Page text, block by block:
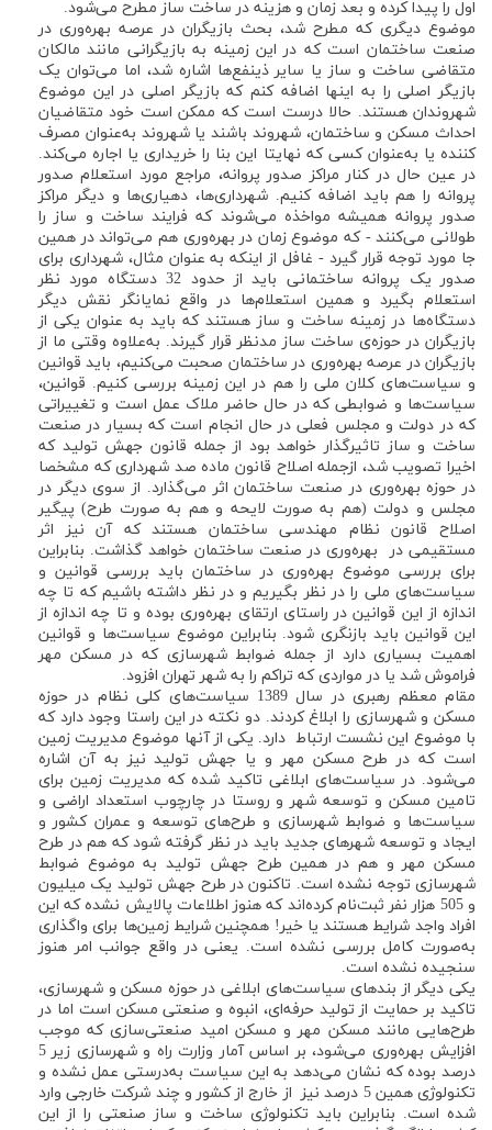
اول را پیدا کرده و بعد زمان و هزینه‌ در ساخت ساز مطرح می‌شود.
موضوع دیگری که مطرح شد، بحث بازیگران در عرصه بهره‌وری در
صنعت ساختمان است که در این زمینه به بازیگرانی مانند مالکان
متقاضی ساخت و ساز یا سایر ذینفع‌ها اشاره شد، اما می‌توان یک
بازیگر اصلی را به اینها اضافه کنم که بازیگر اصلی در این موضوع
شهروندان هستند. حالا درست است که ممکن است خود متقاضیان
احداث مسکن و ساختمان، شهروند باشند یا شهروند به‌عنوان مصرف
کننده یا به‌عنوان کسی که نهایتا این بنا را خریداری یا اجاره می‌کند.
در عین حال در کنار مراکز صدور پروانه، مراجع مورد استعلام صدور
پروانه را هم باید اضافه کنیم. شهرداری‌ها، دهیاری‌ها و دیگر مراکز
صدور پروانه همیشه مواخذه می‌شوند که فرایند ساخت و ساز را
طولانی می‌کنند - که موضوع زمان در بهره‌وری هم می‌تواند در همین
جا مورد توجه قرار گیرد - غافل از اینکه به عنوان مثال، شهرداری برای
صدور یک پروانه ساختمانی باید از حدود 32 دستگاه مورد نظر
استعلام بگیرد و همین استعلام‌ها در واقع نمایانگر نقش دیگر
دستگاه‌ها در زمینه ساخت و ساز هستند که باید به عنوان یکی از
بازیگران در حوزه‌ی ساخت ساز مدنظر قرار گیرند. به‌علاوه وقتی ما از
بازیگران در عرصه بهره‌وری در ساختمان صحبت می‌کنیم، باید قوانین
و سیاست‌های کلان ملی را هم در این زمینه بررسی کنیم. قوانین،
سیاست‌ها و ضوابطی که در حال حاضر ملاک عمل است و تغییراتی
که در دولت و مجلس فعلی در حال انجام است که بسیار در صنعت
ساخت و ساز تاثیرگذار خواهد بود از جمله قانون جهش تولید که
اخیرا تصویب شد، ازجمله اصلاح قانون ماده صد شهرداری که مشخصا
در حوزه بهره‌وری در صنعت ساختمان اثر می‌گذارد. از سوی دیگر در
مجلس و دولت (هم به صورت لایحه و هم به صورت طرح) پیگیر
اصلاح قانون نظام مهندسی ساختمان هستند که آن نیز اثر
مستقیمی در بهره‌وری در صنعت ساختمان خواهد گذاشت. بنابراین
برای بررسی موضوع بهره‌وری در ساختمان باید بررسی قوانین و
سیاست‌های ملی را در نظر بگیریم و در نظر داشته باشیم که تا چه
اندازه از این قوانین در راستای ارتقای بهره‌وری بوده و تا چه اندازه از
این قوانین باید بازنگری شود. بنابراین موضوع سیاست‌ها و قوانین
اهمیت بسیاری دارد از جمله ضوابط شهرسازی که در مسکن مهر
فراموش شد یا در مواردی که تراکم را به شهر تهران افزود.
مقام معظم رهبری در سال 1389 سیاست‌های کلی نظام در حوزه
مسکن و شهرسازی را ابلاغ کردند. دو نکته در این راستا وجود دارد که
با موضوع این نشست ارتباط دارد. یکی از آنها موضوع مدیریت زمین
است که در طرح مسکن مهر و یا جهش تولید نیز به آن اشاره
می‌شود. در سیاست‌های ابلاغی تاکید شده که مدیریت زمین برای
تامین مسکن و توسعه شهر و روستا در چارچوب استعداد اراضی و
سیاست‌ها و ضوابط شهرسازی و طرح‌های توسعه و عمران کشور و
ایجاد و توسعه شهرهای جدید باید در نظر گرفته شود که هم در طرح
مسکن مهر و هم در همین طرح جهش تولید به موضوع ضوابط
شهرسازی توجه نشده است. تاکنون در طرح جهش تولید یک میلیون
و 505 هزار نفر ثبت‌نام کرده‌اند که هنوز اطلاعات پالایش نشده که این
افراد واجد شرایط هستند یا خیر! همچنین شرایط زمین‌ها برای واگذاری
به‌صورت کامل بررسی نشده است. یعنی در واقع جوانب امر هنوز
سنجیده نشده است.
یکی دیگر از بندهای سیاست‌های ابلاغی در حوزه مسکن و شهرسازی،
تاکید بر حمایت از تولید حرفه‌ای، انبوه و صنعتی مسکن است اما در
طرح‌هایی مانند مسکن مهر و مسکن امید صنعتی‌سازی که موجب
افزایش بهره‌وری می‌شود، بر اساس آمار وزارت راه و شهرسازی زیر 5
درصد بوده که نشان می‌دهد به این سیاست به‌درستی عمل نشده و
تکنولوژی همین 5 درصد نیز از خارج از کشور و چند شرکت خارجی وارد
شده است. بنابراین باید تکنولوژی ساخت و ساز صنعتی را از این